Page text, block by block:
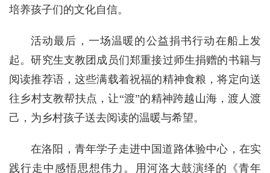
培养孩子们的文化自信。
活动最后，一场温暖的公益捐书行动在船上发
起。研究生支教团成员们郑重接过师生捐赠的书籍与
阅读推荐语，这些满载着祝福的精神食粮，将定向送
往乡村支教帮扶点，让“渡”的精神跨越山海，渡人渡
己，为乡村孩子送去阅读的温暖与希望。
在洛阳，青年学子走进中国道路体验中心，在实
践行走中感悟思想伟力。用河洛大鼓演绎的《青年